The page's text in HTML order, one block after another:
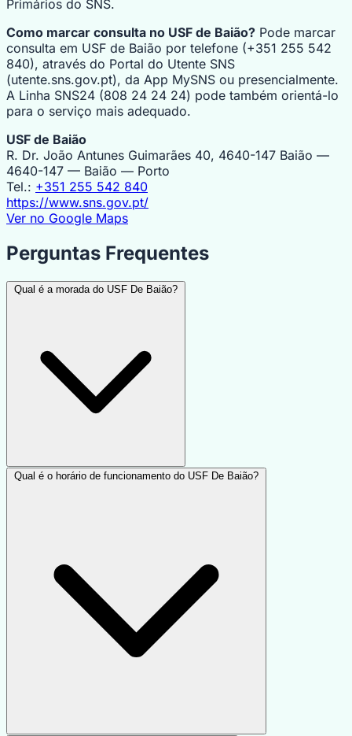
Primários do SNS.
Como marcar consulta no USF de Baião? Pode marcar
consulta em USF de Baião por telefone (+351 255 542
840), através do Portal do Utente SNS
(utente.sns.gov.pt), da App MySNS ou presencialmente.
A Linha SNS24 (808 24 24 24) pode também orientá-lo
para o serviço mais adequado.
USF de Baião
R. Dr. João Antunes Guimarães 40, 4640-147 Baião —
4640-147 — Baião — Porto
Tel.: +351 255 542 840
https://www.sns.gov.pt/
Ver no Google Maps
Perguntas Frequentes
Qual é a morada do USF De Baião?
Qual é o horário de funcionamento do USF De Baião?